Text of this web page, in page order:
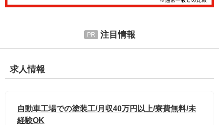
注目情報
求人情報
自動車工場での塗装工/月収40万円以上/寮費無料/未
経験OK